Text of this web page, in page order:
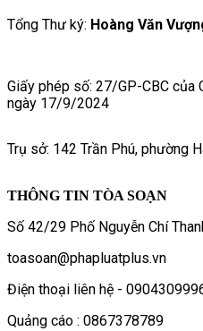
Tổng Thư ký: Hoàng Văn
Giấy phép số: 27/GP-CBC của
ngày 17/9/2024
Trụ sở: 142 Trần Phú, phường
THÔNG TIN TÒA SOẠN
Số 42/29 Phố Nguyễn Chí
toasoan@phapluatplus.vn
Điện thoại liên hệ -
Quảng cáo : 0867378789